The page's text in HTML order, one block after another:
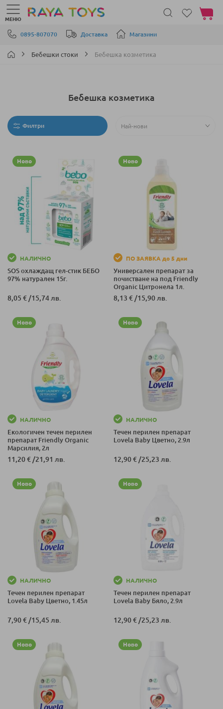
Прескачане към съдържанието
0895-807070 Доставка Магазини
МЕНЮ
Моята
Бебешки стоки Бебешка козметика
Бебешка козметика
Филтри
Ново
НАЛИЧНО
SOS охлаждащ гел-стик БЕБО
97% натурален 15г.
8,05 € /15,74 лв.
Ново
ПО ЗАЯВКА до 5 дни
Универсален препарат за
почистване на под Friendly
Organic Цитронела 1л.
8,13 € /15,90 лв.
Ново
НАЛИЧНО
Екологичен течен перилен
препарат Friendly Organic
Марсилия, 2л
11,20 € /21,91 лв.
Ново
НАЛИЧНО
Течен перилен препарат
Lovela Baby Цветно, 2.9л
12,90 € /25,23 лв.
Ново
НАЛИЧНО
Течен перилен препарат
Lovela Baby Цветно, 1.45л
7,90 €/15,45 лв.
Ново
НАЛИЧНО
Течен перилен препарат
Lovela Baby Бяло, 2.9л
12,90 €/25,23 лв.
Ново Ново